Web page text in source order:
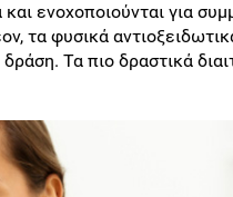
ενοχοποιούνται για
τα φυσικά
Τα πιο δραστικά